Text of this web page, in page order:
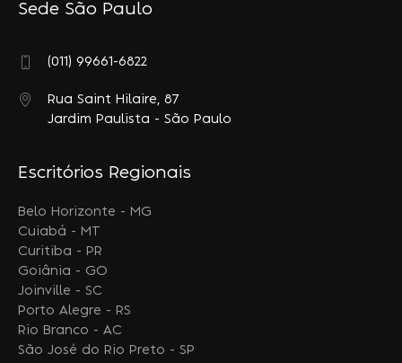
Sede São Paulo
(011) 99661-6822
Rua Saint Hilaire, 87
Jardim Paulista - São Paulo
Escritórios Regionais
Belo Horizonte - MG
Cuiabá - MT
Curitiba - PR
Goiânia - GO
Joinville - SC
Porto Alegre - RS
Rio Branco - AC
São José do Rio Preto - SP